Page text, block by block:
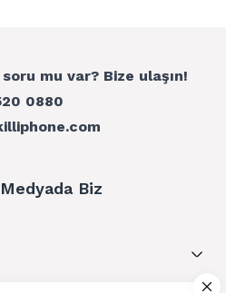
mu var? Bize ulaşın!
0880
Biz